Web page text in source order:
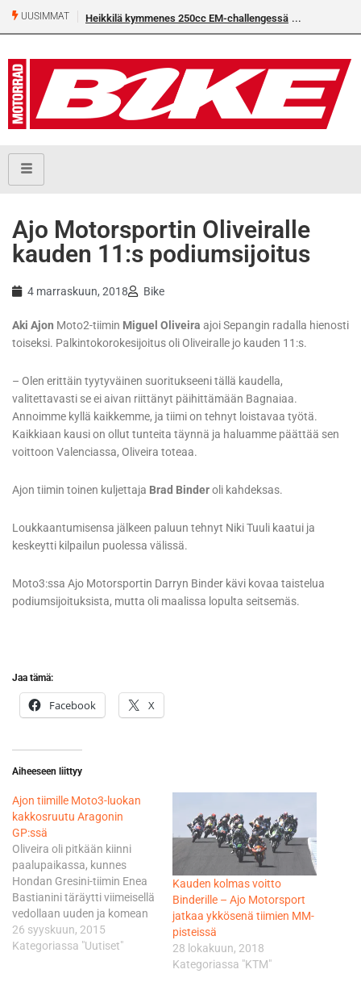
UUSIMMAT Heikkilä kymmenes 250cc EM-challengessä
Ajo Motorsportin Oliveiralle
kauden 11:s podiumsijoitus
4 marraskuun, 2018 Bike
Aki Ajon Moto2-tiimin Miguel Oliveira ajoi Sepangin radalla hienosti
toiseksi. Palkintokorokesijoitus oli Oliveiralle jo kauden 11:s.
– Olen erittäin tyytyväinen suoritukseeni tällä kaudella,
valitettavasti se ei aivan riittänyt päihittämään Bagnaiaa.
Annoimme kyllä kaikkemme, ja tiimi on tehnyt loistavaa työtä.
Kaikkiaan kausi on ollut tunteita täynnä ja haluamme päättää sen
voittoon Valenciassa, Oliveira toteaa.
Ajon tiimin toinen kuljettaja Brad Binderoli kahdeksas.
Loukkaantumisensa jälkeen paluun tehnyt Niki Tuuli kaatui ja
keskeytti kilpailun puolessa välissä.
Moto3:ssa Ajo Motorsportin Darryn Binder kävi kovaa taistelua
podiumsijoituksista, mutta oli maalissa lopulta seitsemäs.
Jaa tämä:
Facebook X
Aiheeseen liittyy
Ajon tiimille Moto3-luokan
kakkosruutu Aragonin
GP:ssä
Oliveira oli pitkään kiinni
paalupaikassa, kunnes
Hondan Gresini-tiimin Enea
Bastianini täräytti viimeisellä
vedollaan uuden ja komean
paalupaikkaennätyksen
1.57,755. Bastianini alitti
26 syyskuun, 2015
Kategoriassa "Uutiset"
Kauden kolmas voitto
Binderille – Ajo Motorsport
jatkaa ykkösenä tiimien MM-
pisteissä
28 lokakuun, 2018
Kategoriassa "KTM"